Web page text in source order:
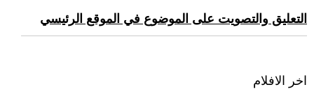
التعليق والتصويت على الموضوع في الموقع الرئيسي
اخر الافلام